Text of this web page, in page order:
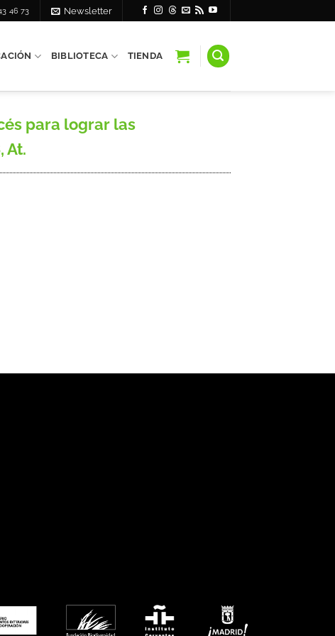
46 73 Newsletter
BIBLIOTECA TIENDA
para lograr las
At.